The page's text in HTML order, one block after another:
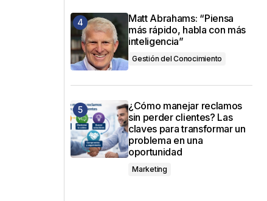
Matt Abrahams: “Piensa
más rápido, habla con más
inteligencia”
Gestión del Conocimiento
¿Cómo manejar reclamos
sin perder clientes? Las
claves para transformar un
problema en una
oportunidad
Marketing